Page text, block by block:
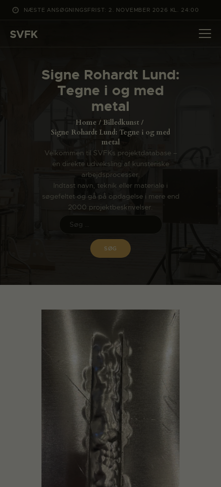
NÆSTE ANSØGNINGSFRIST: 2. NOVEMBER 2026 KL. 24:00
SVFK
Signe Rohardt Lund:
Tegne i og med
metal
Home
Billedkunst
Signe Rohardt Lund: Tegne i og med
metal
Velkommen til SVFKs projektdatabase –
en direkte udveksling af kunsteriske
arbejdsprocesser.
Indtast navn, teknik eller materiale i
søgefeltet og gå på opdagelse i mere end
2000 projektbeskrivelser.
DET SKER
PROJEKTER
CHANNEL
OM SVFK